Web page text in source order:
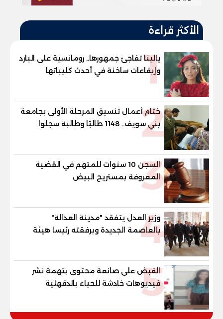
الأكثر قراءة
1
يالينا تفاجئ جمهورها.. رومانسية على البارد
وإيقاعات ساخنة في أحدث كليباتها
2
ختام أعمال تنسيق المرحلة الأولى بجامعة
بني سويف.. 1148 طالبًا وطالبة سجلوا
رغباتهم
3
السجن 10 سنوات للمتهم في القضية
المعروفة بمستريح البيض
4
وزير العدل يتفقد "مدينة العدالة"
بالعاصمة الجديدة وبرفقته رئيسا هيئة
قضايا الدولة وهيئة النيابة الإدارية
5
القبض على صانعة محتوى بتهمة نشر
فيديوهات خادشة للحياء بالدقهلية